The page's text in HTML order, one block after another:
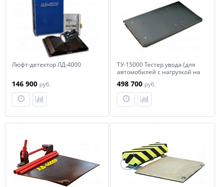
Люфт-детектор ЛД-4000
146 900 руб.
ТУ-15000 Тестер увода (для
автомобилей с нагрузкой на
498 700 руб.